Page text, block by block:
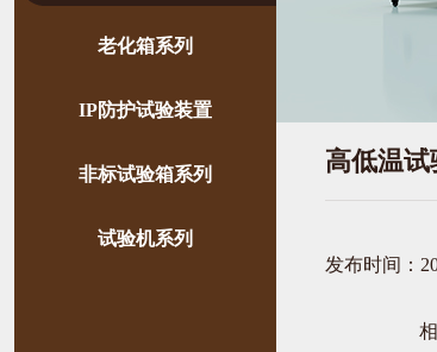
老化箱系列
IP防护试验装置
非标试验箱系列
试验机系列
高低温
发布时间：
相